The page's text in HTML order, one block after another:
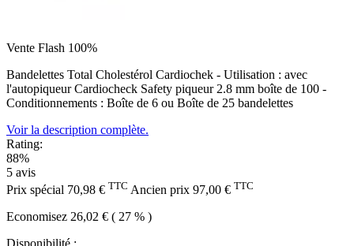
Vente Flash 100%
Bandelettes Total Cholestérol Cardiochek - Utilisation : avec
l'autopiqueur Cardiocheck Safety piqueur 2.8 mm boîte de 100 -
Conditionnements : Boîte de 6 ou Boîte de 25 bandelettes
Voir la description complète.
Rating:
88%
5 avis
Prix spécial 70,98 € TTC Ancien prix 97,00 € TTC
Economisez 26,02 € ( 27 % )